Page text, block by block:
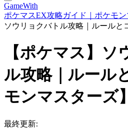
GameWith
ポケマスEX攻略ガイド｜ポケモ
ソウリョクバトル攻略｜ルールと
【ポケマス】ソ
ル攻略｜ルール
モンマスターズ】
最終更新: